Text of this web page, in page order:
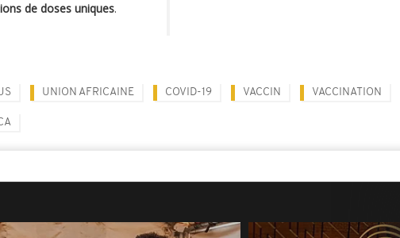
de doses uniques.
UNION AFRICAINE COVID-19 VACCIN VACCINATION